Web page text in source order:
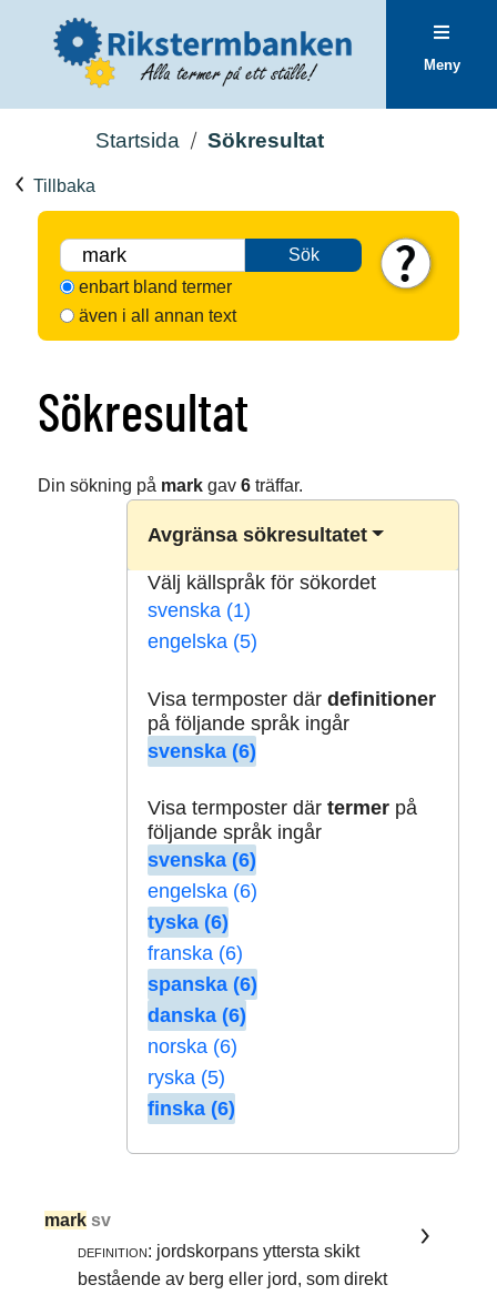
Meny
Startsida Sökresultat
Tillbaka
Sök
enbart bland termer
även i all annan text
Sökresultat
Din sökning på markgav 6träffar.
Avgränsa sökresultatet
Välj källspråk för sökordet
svenska (1)
engelska (5)
Visa termposter där definitioner
på följande språk ingår
svenska (6)
Visa termposter där termerpå
följande språk ingår
svenska (6)
engelska (6)
tyska (6)
franska (6)
spanska (6)
danska (6)
norska (6)
ryska (5)
finska (6)
mark sv
definition: jordskorpans yttersta skikt
bestående av berg eller jord, som direkt